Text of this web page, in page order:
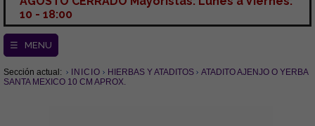
10 - 18:00
☰ MENU
Sección actual: INICIO HIERBAS Y ATADITOS
ATADITO AJENJO O YERBA
SANTA MEXICO 10 CM APROX.